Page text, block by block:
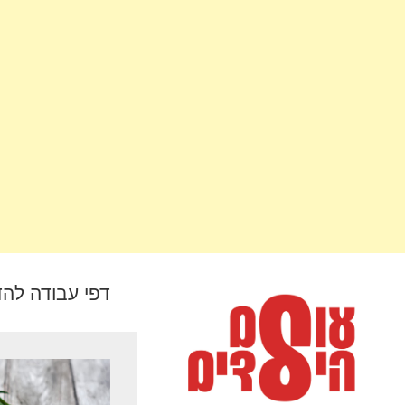
דפי עבודה